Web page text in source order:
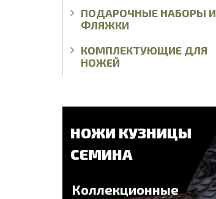
ПОДАРОЧНЫЕ НАБОРЫ И
ФЛЯЖКИ
КОМПЛЕКТУЮЩИЕ ДЛЯ
НОЖЕЙ
НОЖИ КУЗНИЦЫ
СЕМИНА
Коллекционные